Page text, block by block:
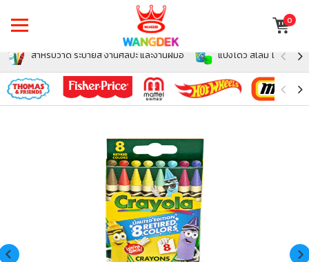
0
สำหรับวาด ระบายสี งานศิลปะ และงานฝีมือ แป้งโดว์ สไลม์ โฟม สำห